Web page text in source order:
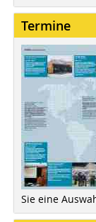
Termine
Sie eine